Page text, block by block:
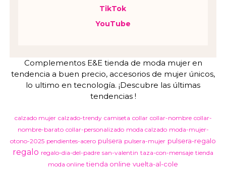
TikTok
YouTube
Complementos E&E tienda de moda mujer en
tendencia a buen precio, accesorios de mujer únicos,
lo ultimo en tecnología. ¡Descubre las últimas
tendencias !
calzado mujer calzado-trendy camiseta collar collar-nombre collar-
nombre-barato collar-personalizado moda calzado moda-mujer-
otono-2025 pendientes-acero pulsera pulsera-mujer pulsera-regalo
regalo regalo-dia-del-padre san-valentin taza-con-mensaje tienda
moda online tienda online vuelta-al-cole